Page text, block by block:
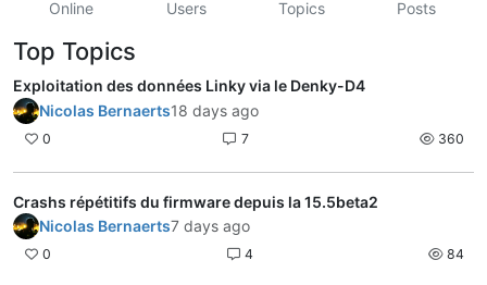
Online Users Topics Posts
Top Topics
Exploitation des données Linky via le Denky-D4
Nicolas Bernaerts18 days ago
0 7 360
Crashs répétitifs du firmware depuis la 15.5beta2
Nicolas Bernaerts7 days ago
0 4 84